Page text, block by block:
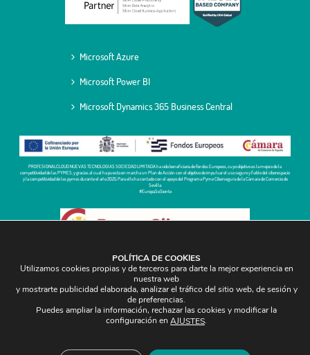
Microsoft Azure
Microsoft Power BI
Microsoft Dynamics 365 Business Central
PROFESIONALCLOUD NUEVAS TECNOLOGIAS SOCIEDAD LIMITADA ha sido beneficiaria de Fondos Europeos, cuyo objetivo es la mejora de la
competitividad de las PYMES, y gracias al cual ha puesto en marcha un Plan de Acción con el objetivo de impulsar el uso seguro y fiable del ciberespacio
y la competitividad de las pymes durante el año 2025. Para ello ha contado con el apoyo del Programa Pyme Cibersegura de la Cámara de Comercio de
Sevilla.
#EuropaSeSiente
Política de cookies
Política de privacidad
Aviso legal
POLÍTICA DE COOKIES
Utilizamos cookies propias y de terceros para darte la mejor experiencia en
nuestra web
y mostrarte publicidad elaborada, analizar el tráfico del sitio web, de sesión y
de preferencias.
Puedes ampliar la información, rechazar las cookies y modificar la
configuración en AJUSTES.